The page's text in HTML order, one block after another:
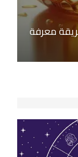
معرفة